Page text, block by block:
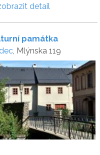
detail
památka
, Mlýnska 119